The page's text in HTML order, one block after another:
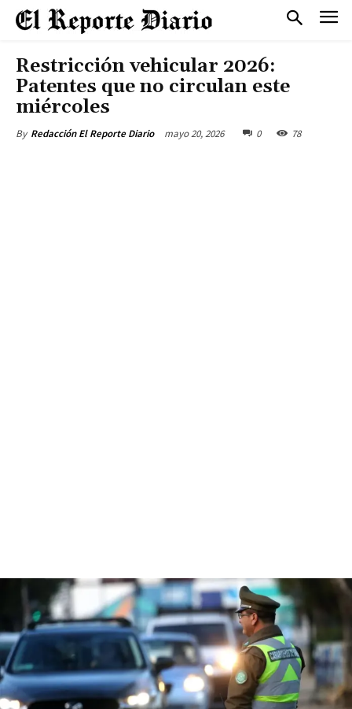
Restricción vehicular 2026:
Patentes que no circulan este
miércoles
By Redacción El Reporte Diario mayo 20, 2026 0 78